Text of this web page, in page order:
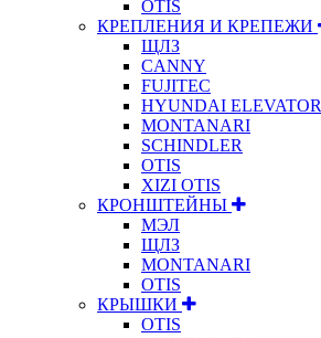
OTIS
КРЕПЛЕНИЯ И КРЕПЕЖИ
ЩЛЗ
CANNY
FUJITEC
HYUNDAI ELEVATOR
MONTANARI
SCHINDLER
OTIS
XIZI OTIS
КРОНШТЕЙНЫ
МЭЛ
ЩЛЗ
MONTANARI
OTIS
КРЫШКИ
OTIS